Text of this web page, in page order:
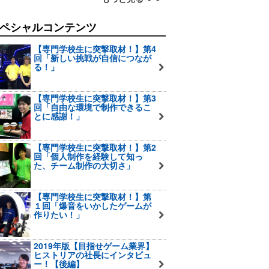
シャルコンテンツ
【専門学校生に突撃取材！】第4
回「新しい挑戦が自信につなが
る！」
【専門学校生に突撃取材！】第3
回「自由な環境で制作できるこ
とに感謝！」
【専門学校生に突撃取材！】第2
回「個人制作を経験して知っ
た、チーム制作の大切さ」
【専門学校生に突撃取材！】第
１回「爆音をいかしたゲームが
作りたい！」
2019年版【目指せゲーム業界】
ヒストリアの社長にインタビュ
ー！【後編】